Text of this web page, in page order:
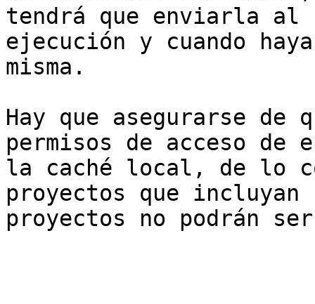
tendrá que enviarla al
ejecución y cuando
misma.
Hay que asegurarse de
permisos de acceso
la caché local, de lo
proyectos que